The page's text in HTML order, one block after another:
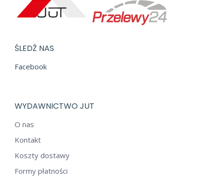
ŚLEDŹ NAS
Facebook
WYDAWNICTWO JUT
O nas
Kontakt
Koszty dostawy
Formy płatności